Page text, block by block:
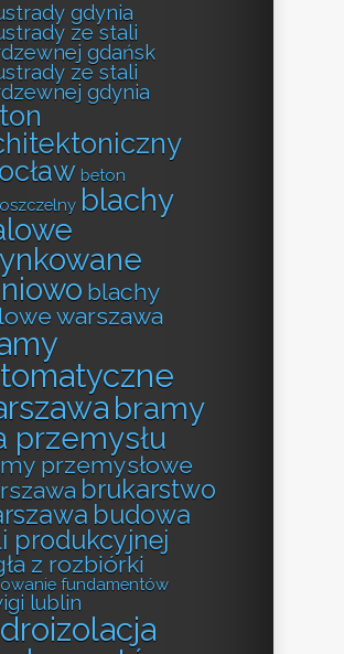
gdynia
ze stali
gdańsk
ze stali
gdynia
beton
blachy
blachy
warszawa
bramy
przemysłu
przemysłowe
brukarstwo
budowa
produkcyjnej
z rozbiórki
fundamentów
lublin